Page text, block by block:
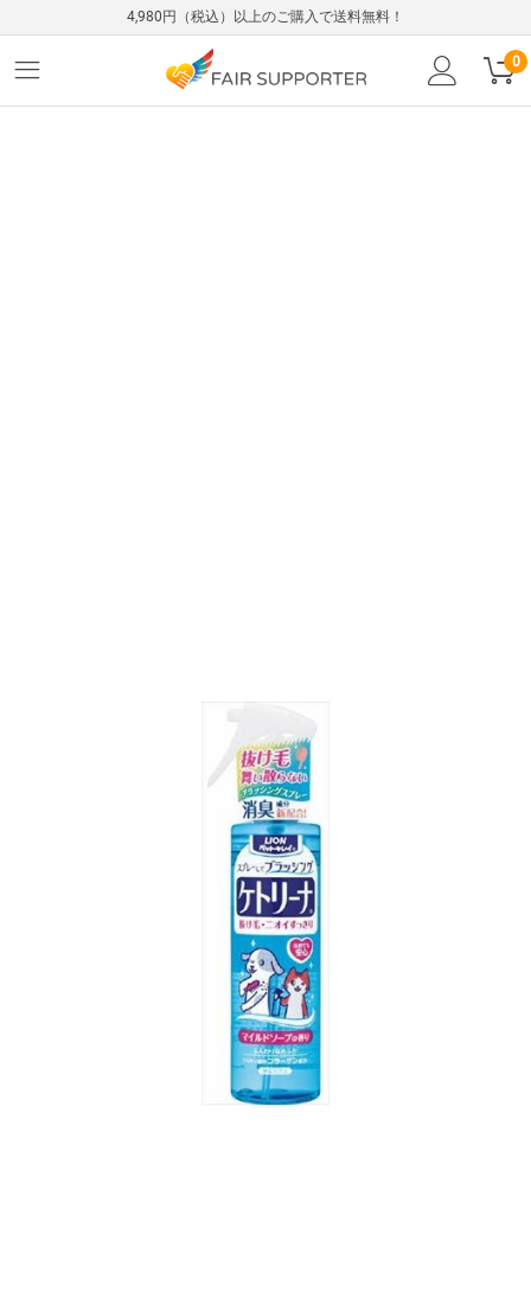
4,980円（税込）以上のご購入で送料無料！
0